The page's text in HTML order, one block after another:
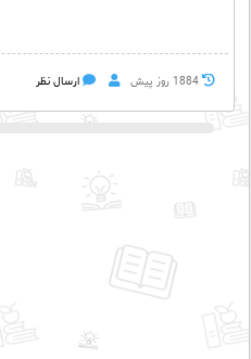
1884 روز پيش ارسال نظر